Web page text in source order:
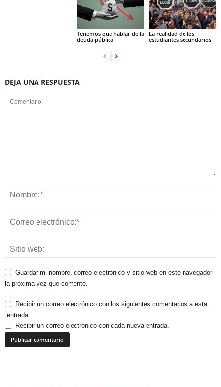
Tenemos que hablar de la
deuda pública
La realidad de los
estudiantes secundarios
DEJA UNA RESPUESTA
Guardar mi nombre, correo electrónico y sitio web en este navegador
la próxima vez que comente.
Recibir un correo electrónico con los siguientes comentarios a esta
entrada.
Recibir un correo electrónico con cada nueva entrada.